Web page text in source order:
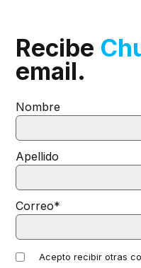
Recibe
email.
Nombre
Apellido
Correo*
Acepto recibir otras